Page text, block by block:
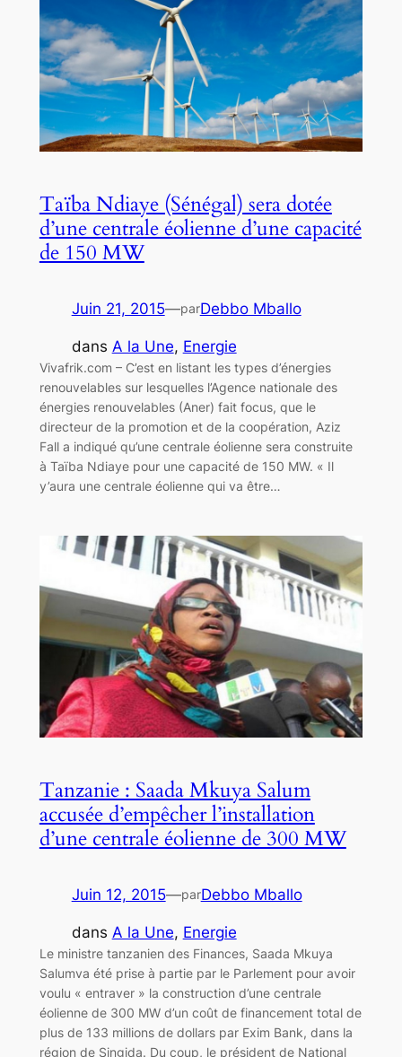
Taïba Ndiaye (Sénégal) sera dotée
d’une centrale éolienne d’une capacité
de 150 MW
Juin 21, 2015—parDebbo Mballo
dans A la Une, Energie
Vivafrik.com – C’est en listant les types d’énergies
renouvelables sur lesquelles l’Agence nationale des
énergies renouvelables (Aner) fait focus, que le
directeur de la promotion et de la coopération, Aziz
Fall a indiqué qu’une centrale éolienne sera construite
à Taïba Ndiaye pour une capacité de 150 MW. « Il
y’aura une centrale éolienne qui va être…
Tanzanie : Saada Mkuya Salum
accusée d’empêcher l’installation
d’une centrale éolienne de 300 MW
Juin 12, 2015—parDebbo Mballo
dans A la Une, Energie
Le ministre tanzanien des Finances, Saada Mkuya
Salumva été prise à partie par le Parlement pour avoir
voulu « entraver » la construction d’une centrale
éolienne de 300 MW d’un coût de financement total de
plus de 133 millions de dollars par Exim Bank, dans la
région de Singida. Du coup, le président de National